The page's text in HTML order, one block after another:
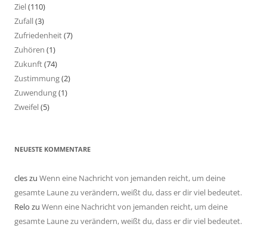
Ziel(110)
Zufall(3)
Zufriedenheit(7)
Zuhören (1)
Zukunft(74)
Zustimmung(2)
Zuwendung(1)
Zweifel(5)
NEUESTE KOMMENTARE
cleszu Wenn eine Nachricht von jemanden reicht, um deine
gesamte Laune zu verändern, weißt du, dass er dir viel bedeutet.
Relo zu Wenn eine Nachricht von jemanden reicht, um deine
gesamte Laune zu verändern, weißt du, dass er dir viel bedeutet.